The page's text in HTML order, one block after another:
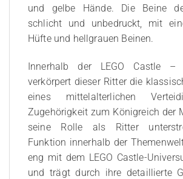
und gelbe Hände. Die Beine
schlicht und unbedruckt, mit
Hüfte und hellgrauen Beinen.
Innerhalb der LEGO Castle –
verkörpert dieser Ritter die
eines mittelalterlichen
Zugehörigkeit zum Königreich der
seine Rolle als Ritter
Funktion innerhalb der
eng mit dem LEGO Castle-
und trägt durch ihre detaillierte